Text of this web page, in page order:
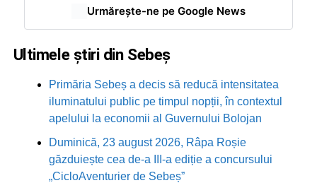
Urmărește-ne pe Google News
Ultimele știri din Sebeș
Primăria Sebeș a decis să reducă intensitatea
iluminatului public pe timpul nopții, în contextul
apelului la economii al Guvernului Bolojan
Duminică, 23 august 2026, Râpa Roșie
găzduiește cea de-a III-a ediție a concursului
„CicloAventurier de Sebeș”